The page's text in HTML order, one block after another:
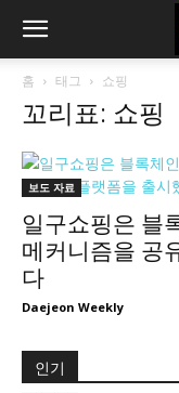
홈 태그 쇼핑
꼬리표: 쇼핑
보도 자료
일구쇼핑은 블
메커니즘을 공
다
Daejeon Weekly
인기